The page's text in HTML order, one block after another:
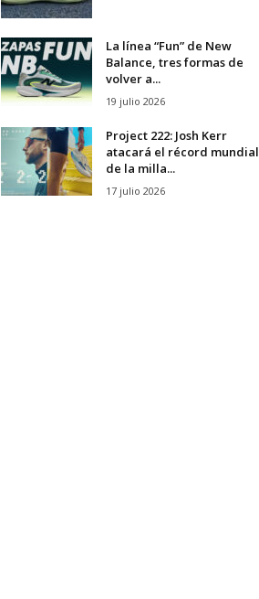
La línea “Fun” de New
Balance, tres formas de
volver a...
19 julio 2026
Project 222: Josh Kerr
atacará el récord mundial
de la milla...
17 julio 2026